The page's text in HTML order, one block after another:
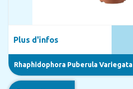
Rhaphidophora Puberula Variegata
Plus d'infos